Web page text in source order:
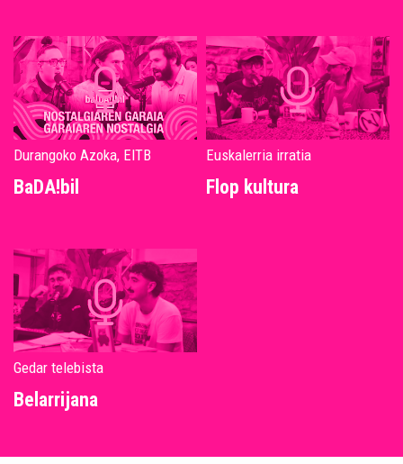
Durangoko Azoka, EITB
BaDA!bil
Euskalerria irratia
Flop kultura
Gedar telebista
Belarrijana